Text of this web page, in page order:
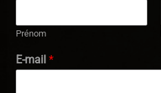
Prénom
E-mail*